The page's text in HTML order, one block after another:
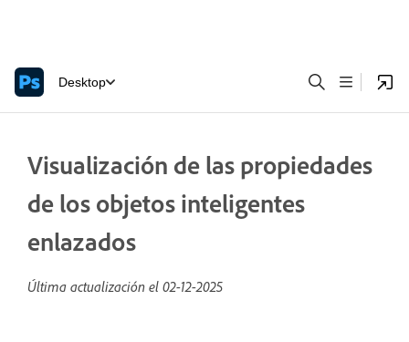
Desktop
Visualización de las propiedades
de los objetos inteligentes
enlazados
Última actualización el 02-12-2025